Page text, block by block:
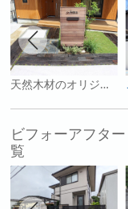
天然木材のオリジナル門柱と多様な敷材使いと坪庭が特徴のエクステリア
ビフォーアフタ
覧